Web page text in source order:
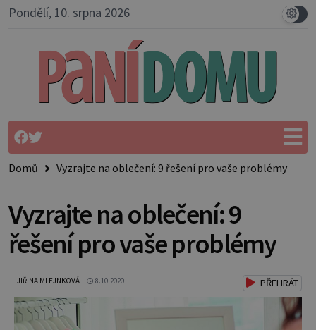
Pondělí, 10. srpna 2026
Domů Vyzrajte na oblečení: 9 řešení pro vaše problémy
Vyzrajte na oblečení: 9
řešení pro vaše problémy
JIŘINA MLEJNKOVÁ 8.10.2020 PŘEHRÁT